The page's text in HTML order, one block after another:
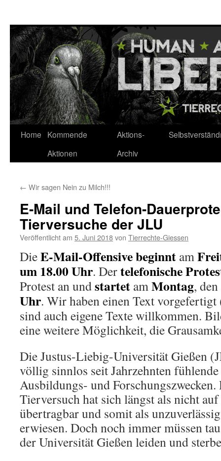
springen
Home
Kommende
Aktionen
Aktions-
Archiv
← Wir sagen Nein zu Milch!!!
E-Mail und Telefon-
Tierversuche der JLU
Veröffentlicht am 5. Juni 2018von Tierrechte-Giessen
DieE-Mail-Offensive beginnt am
um 18.00 Uhr. Dertelefonische
Protest an undstartet amMontag, den
Uhr. Wir haben einen Text
sind auch eigene Texte willkommen.
eine weitere Möglichkeit, die
Die Justus-Liebig-Universität Gießen
völlig sinnlos seit Jahrzehnten fühlende
Ausbildungs- und
Tierversuch hat sich längst als nicht
übertragbar und somit als
erwiesen. Doch noch immer müssen
der Universität Gießen leiden und